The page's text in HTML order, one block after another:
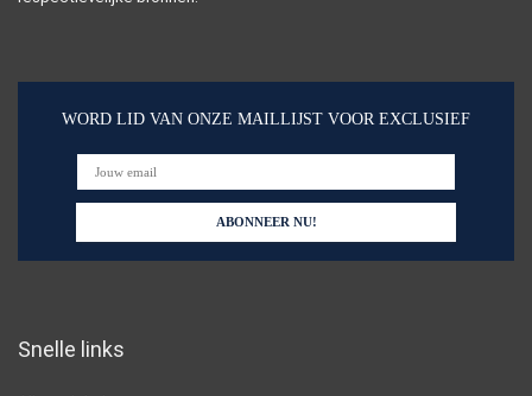
WORD LID VAN ONZE MAILLIJST VOOR EXCLUSIEF
Snelle links